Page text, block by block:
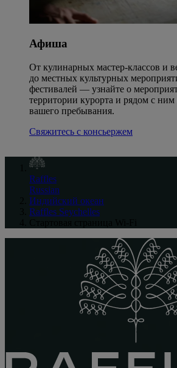
Афиша
От кулинарных мастер-классов и
до местных культурных
фестивалей — узнайте о
территории курорта и рядом с ним
вашего пребывания.
Свяжитесь с консьержем
Raffles
Russian
Индийский океан
Raffles Seychelles